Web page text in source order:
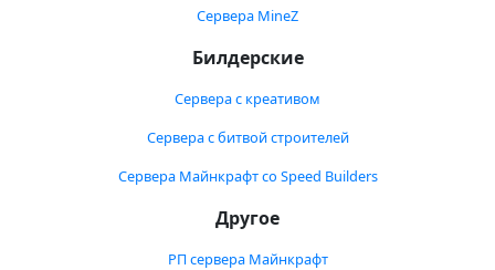
Сервера MineZ
Билдерские
Сервера с креативом
Сервера с битвой строителей
Сервера Майнкрафт со Speed Builders
Другое
РП сервера Майнкрафт